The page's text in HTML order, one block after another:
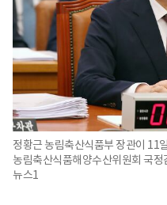
정황근 농림축산식품부 장관이 11
농림축산식품해양수산위원회 국
뉴스1